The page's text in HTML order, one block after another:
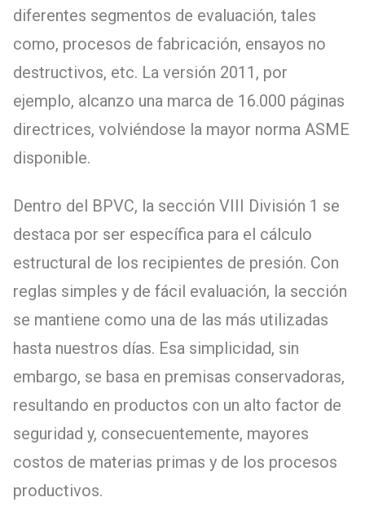
diferentes segmentos de evaluación, tales
como, procesos de fabricación, ensayos no
destructivos, etc. La versión 2011, por
ejemplo, alcanzo una marca de 16.000 páginas
directrices, volviéndose la mayor norma ASME
disponible.
Dentro del BPVC, la sección VIII División 1 se
destaca por ser específica para el cálculo
estructural de los recipientes de presión. Con
reglas simples y de fácil evaluación, la sección
se mantiene como una de las más utilizadas
hasta nuestros días. Esa simplicidad, sin
embargo, se basa en premisas conservadoras,
resultando en productos con un alto factor de
seguridad y, consecuentemente, mayores
costos de materias primas y de los procesos
productivos.